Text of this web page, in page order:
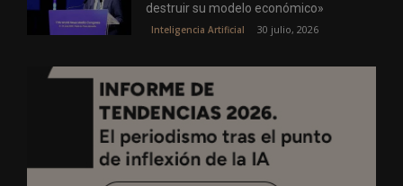
destruir su modelo económico»
Inteligencia Artificial 30 julio, 2026